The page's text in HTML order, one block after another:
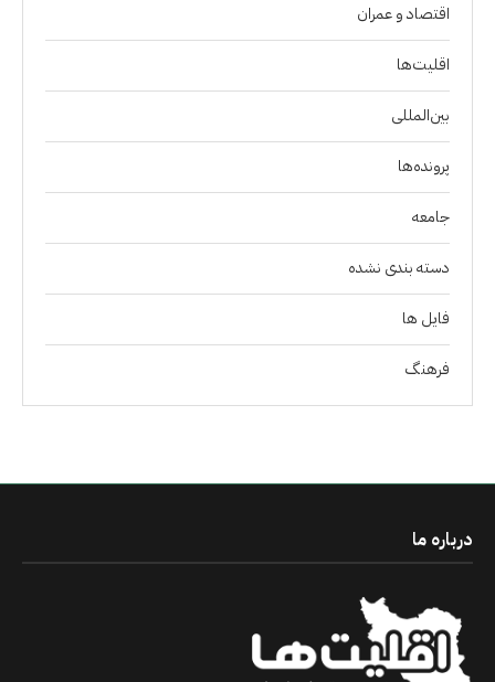
اقتصاد و عمران
اقلیت‌ها
بین‌المللی
پرونده‌ها
جامعه
دسته بندی نشده
فايل ها
فرهنگ
درباره ما